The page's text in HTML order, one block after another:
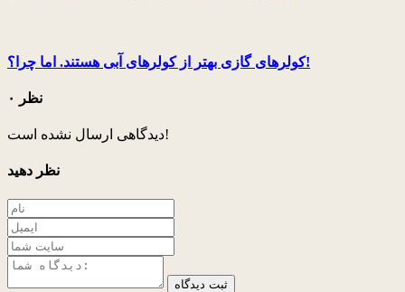
کولرهای گازی بهتر از کولرهای آبی هستند. اما چرا؟!
۰ نظر
دیدگاهی ارسال نشده است!
نظر دهید
ثبت دیدگاه